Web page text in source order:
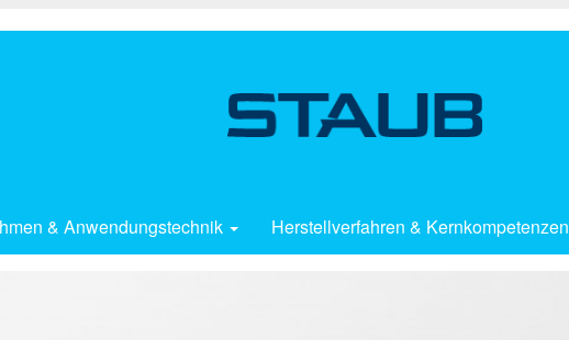
& Anwendungstechnik Herstellverfahren & Kernkompetenzen